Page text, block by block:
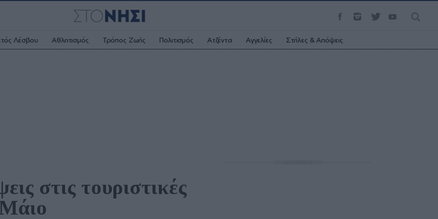
Λέσβου Αθλητισμός Τρόπος Ζωής Πολιτισμός Ατζέντα Αγγελίες Στήλες & Απόψεις
στις τουριστικές
Μάιο